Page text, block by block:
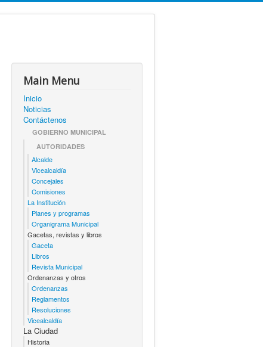
Main Menu
Inicio
Noticias
Contáctenos
GOBIERNO MUNICIPAL
AUTORIDADES
Alcalde
Vicealcaldía
Concejales
Comisiones
La Institución
Planes y programas
Organigrama Municipal
Gacetas, revistas y libros
Gaceta
Libros
Revista Municipal
Ordenanzas y otros
Ordenanzas
Reglamentos
Resoluciones
Vicealcaldía
La Ciudad
Historia